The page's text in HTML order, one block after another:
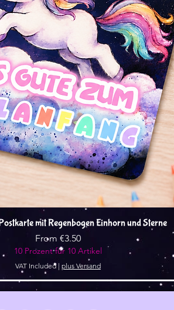
Quick View
mit Regenbogen Einhorn und Sterne
From €3.50
Sale Price
10 Prozent für 10 Artikel
VAT Included| plus Versand